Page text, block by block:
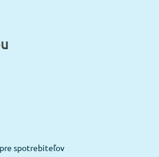
spotrebiteľov